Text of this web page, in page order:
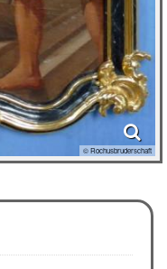
© Rochusbruderschaft